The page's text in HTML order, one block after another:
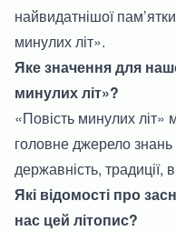
найвидатнішої
минулих літ».
Яке значення для
минулих літ»?
«Повість минулих
головне джерело знань
державність, традиції,
Які відомості про
нас цей літопис?